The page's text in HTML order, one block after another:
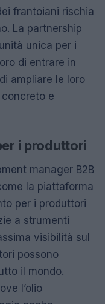
frantoiani rischia
La partnership
unica per i
di entrare in
ampliare le loro
e
i produttori
manager B2B
la piattaforma
per i produttori
a strumenti
visibilità sul
possono
il mondo.
l’olio